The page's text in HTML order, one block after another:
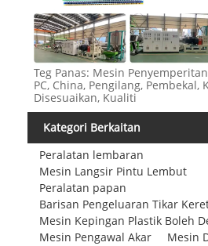
Teg Panas: Mesin
PC, China, Pengilang, Pembekal,
Disesuaikan, Kualiti
Kategori Berkaitan
Peralatan lembaran
Mesin Langsir Pintu Lembut
Peralatan papan
Barisan Pengeluaran Tikar
Mesin Kepingan Plastik Boleh
Mesin Pengawal Akar
Mesin